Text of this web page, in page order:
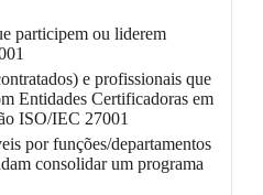
participem ou liderem
e profissionais que
Entidades Certificadoras em
ISO/IEC 27001
por funções/departamentos
consolidar um programa